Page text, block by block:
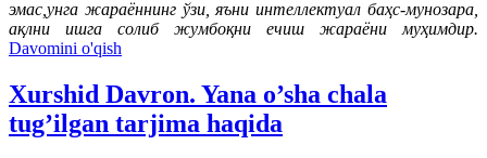
эмас,унга жараённинг ўзи, яъни интеллектуал баҳс-мунозара,
ақлни ишга солиб жумбоқни ечиш жараёни муҳимдир.
Davomini o'qish
Xurshid Davron. Yana o’sha chala
tug’ilgan tarjima haqida